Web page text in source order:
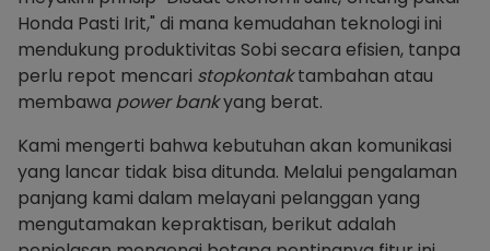
Honda Pasti Irit," di mana kemudahan teknologi ini
mendukung produktivitas Sobi secara efisien, tanpa
perlu repot mencari stopkontaktambahan atau
membawa power bankyang berat.
Kami mengerti bahwa kebutuhan akan komunikasi
yang lancar tidak bisa ditunda. Melalui pengalaman
panjang kami dalam melayani pelanggan yang
mengutamakan kepraktisan, berikut adalah